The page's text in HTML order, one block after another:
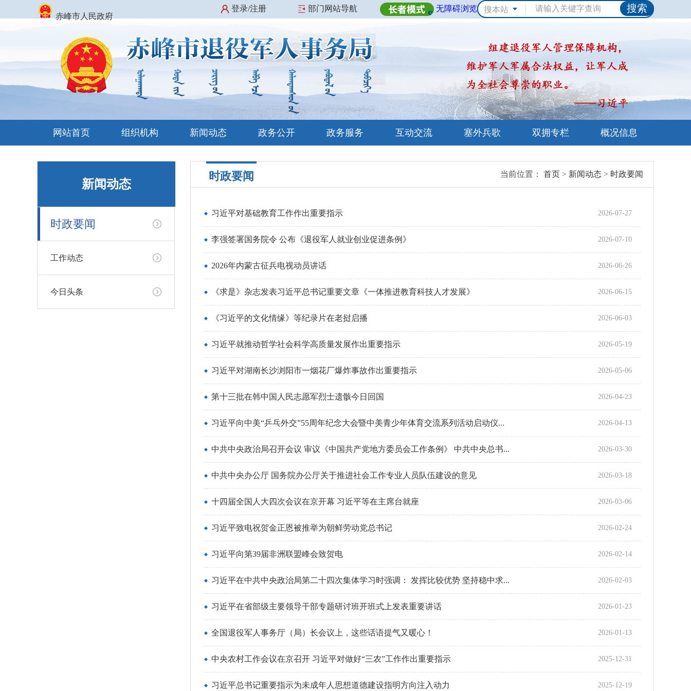
赤峰市人民政府
搜本站
登录/注册 部门网站导航 无障碍浏览
网站首页 组织机构 新闻动态 政务公开 政务服务 互动交流 塞外兵歌 双拥专栏 概况信息
新闻动态
时政要闻
工作动态
今日头条
时政要闻 当前位置： 首页 > 新闻动态 > 时政要闻
习近平对基础教育工作作出重要指示 2026-07-27
李强签署国务院令 公布《退役军人就业创业促进条例》 2026-07-10
2026年内蒙古征兵电视动员讲话 2026-06-26
《求是》杂志发表习近平总书记重要文章《一体推进教育科技人才发展》 2026-06-15
《习近平的文化情缘》等纪录片在老挝启播 2026-06-03
习近平就推动哲学社会科学高质量发展作出重要指示 2026-05-19
习近平对湖南长沙浏阳市一烟花厂爆炸事故作出重要指示 2026-05-06
第十三批在韩中国人民志愿军烈士遗骸今日回国 2026-04-23
习近平向中美“乒乓外交”55周年纪念大会暨中美青少年体育交流系列活动启动仪... 2026-04-13
中共中央政治局召开会议 审议《中国共产党地方委员会工作条例》 中共中央总书... 2026-03-30
中共中央办公厅 国务院办公厅关于推进社会工作专业人员队伍建设的意见 2026-03-18
十四届全国人大四次会议在京开幕 习近平等在主席台就座 2026-03-06
习近平致电祝贺金正恩被推举为朝鲜劳动党总书记 2026-02-24
习近平向第39届非洲联盟峰会致贺电 2026-02-14
习近平在中共中央政治局第二十四次集体学习时强调： 发挥比较优势 坚持稳中求... 2026-02-03
习近平在省部级主要领导干部专题研讨班开班式上发表重要讲话 2026-01-23
全国退役军人事务厅（局）长会议上，这些话语提气又暖心！ 2026-01-13
中央农村工作会议在京召开 习近平对做好“三农”工作作出重要指示 2025-12-31
习近平总书记重要指示为未成年人思想道德建设指明方向注入动力 2025-12-19